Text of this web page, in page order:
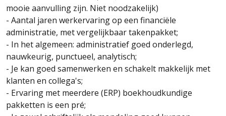
mooie aanvulling zijn. Niet noodzakelijk)
- Aantal jaren werkervaring op een financiële
administratie, met vergelijkbaar takenpakket;
- In het algemeen: administratief goed onderlegd,
nauwkeurig, punctueel, analytisch;
- Je kan goed samenwerken en schakelt makkelijk met
klanten en collega's;
- Ervaring met meerdere (ERP) boekhoudkundige
pakketten is een pré;